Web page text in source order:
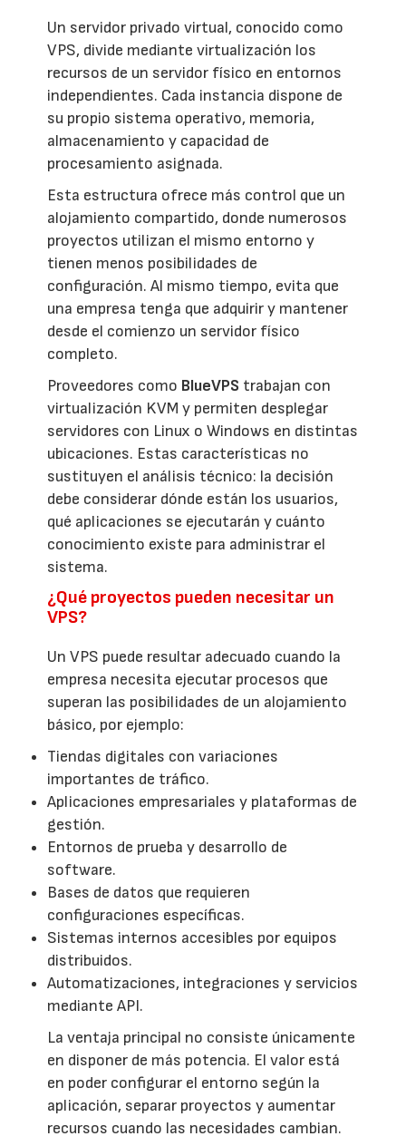
Un servidor privado virtual, conocido como
VPS, divide mediante virtualización los
recursos de un servidor físico en entornos
independientes. Cada instancia dispone de
su propio sistema operativo, memoria,
almacenamiento y capacidad de
procesamiento asignada.
Esta estructura ofrece más control que un
alojamiento compartido, donde numerosos
proyectos utilizan el mismo entorno y
tienen menos posibilidades de
configuración. Al mismo tiempo, evita que
una empresa tenga que adquirir y mantener
desde el comienzo un servidor físico
completo.
Proveedores como BlueVPS trabajan con
virtualización KVM y permiten desplegar
servidores con Linux o Windows en distintas
ubicaciones. Estas características no
sustituyen el análisis técnico: la decisión
debe considerar dónde están los usuarios,
qué aplicaciones se ejecutarán y cuánto
conocimiento existe para administrar el
sistema.
¿Qué proyectos pueden necesitar un
VPS?
Un VPS puede resultar adecuado cuando la
empresa necesita ejecutar procesos que
superan las posibilidades de un alojamiento
básico, por ejemplo:
Tiendas digitales con variaciones
importantes de tráfico.
Aplicaciones empresariales y plataformas de
gestión.
Entornos de prueba y desarrollo de
software.
Bases de datos que requieren
configuraciones específicas.
Sistemas internos accesibles por equipos
distribuidos.
Automatizaciones, integraciones y servicios
mediante API.
La ventaja principal no consiste únicamente
en disponer de más potencia. El valor está
en poder configurar el entorno según la
aplicación, separar proyectos y aumentar
recursos cuando las necesidades cambian.